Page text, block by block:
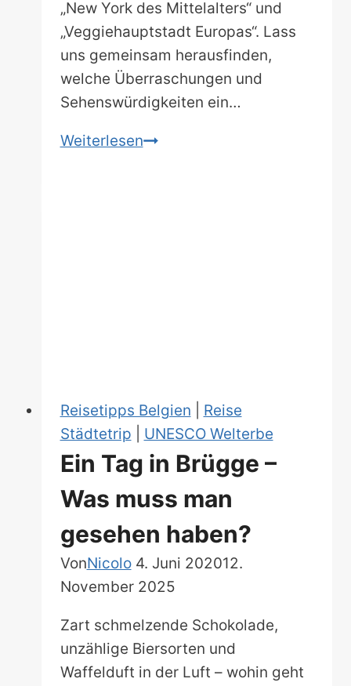
„New York des Mittelalters“ und
„Veggiehauptstadt Europas“. Lass
uns gemeinsam herausfinden,
welche Überraschungen und
Sehenswürdigkeiten ein…
WeiterlesenEin
Reisetipps Belgien
Reise
Städtetrip
UNESCO Welterbe
Ein Tag in Brügge –
Was muss man
gesehen haben?
VonNicolo 4. Juni 202012.
November 2025
Zart schmelzende Schokolade,
unzählige Biersorten und
Waffelduft in der Luft – wohin geht